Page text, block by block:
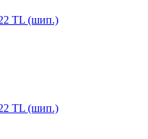
TL (шип.)
TL (шип.)